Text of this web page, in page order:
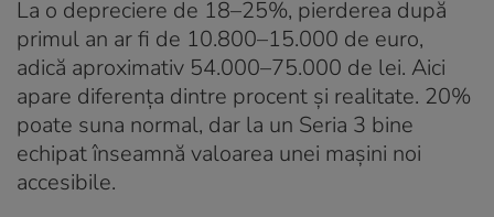
La o depreciere de 18–25%, pierderea după
primul an ar fi de 10.800–15.000 de euro,
adică aproximativ 54.000–75.000 de lei. Aici
apare diferența dintre procent și realitate. 20%
poate suna normal, dar la un Seria 3 bine
echipat înseamnă valoarea unei mașini noi
accesibile.